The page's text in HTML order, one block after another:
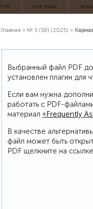
О НАС РЕГИСТРАЦИЯ
Главная > № 5 (58) (2025) >
Выбранный файл PDF
установлен плагин для
Если вам нужна
работать с PDF-
материал «Frequently
В качестве
файл может быть
PDF щелкните на